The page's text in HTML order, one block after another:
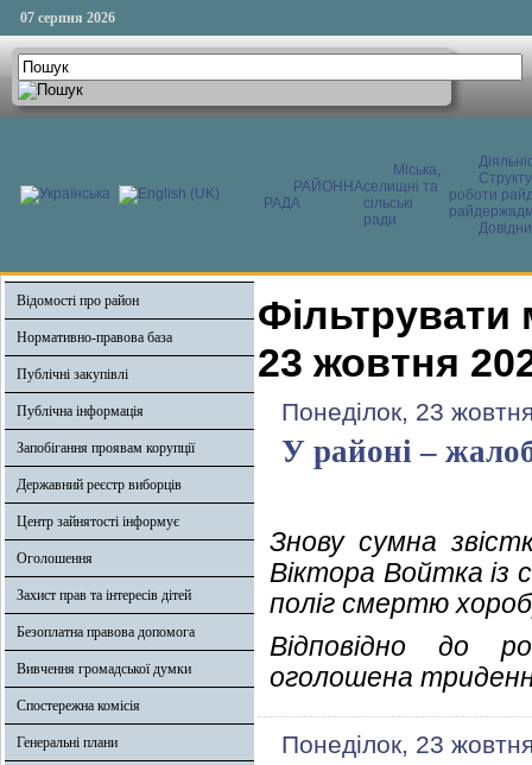
07 серпня 2026
РАЙОННА
РАДА
Міська,
селищні та
сільські
ради
роботи
Відомості про район
Нормативно-правова база
Публічні закупівлі
Публічна інформація
Запобігання проявам корупції
Державний реєстр виборців
Центр зайнятості інформує
Оголошення
Захист прав та інтересів дітей
Безоплатна правова допомога
Вивчення громадської думки
Спостережна комісія
Генеральні плани
Фільтрувати
23 жовтня
Понеділок, 23
У районі –
Знову сумна
Віктора Войтка із
поліг смертю
Відповідно до
оголошена
Понеділок, 23